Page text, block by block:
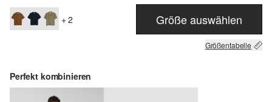
+ 2 Größe auswählen
Größentabelle
Perfekt kombinieren